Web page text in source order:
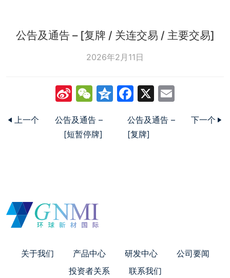
公告及通告 – [复牌 / 关连交易 / 主要交易]
2026年2月11日
SinaWeChat
Qzone
Facebook
X
上一个
公告及通告 –
[短暂停牌]
公告及通告 –
[复牌]
下一个
关于我们 产品中心 研发中心
公司要闻
投资者关系
联系我们